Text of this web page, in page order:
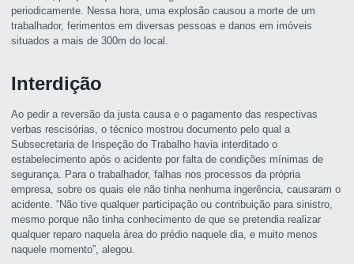
periodicamente. Nessa hora, uma explosão causou a morte de um
trabalhador, ferimentos em diversas pessoas e danos em imóveis
situados a mais de 300m do local.
Interdição
Ao pedir a reversão da justa causa e o pagamento das respectivas
verbas rescisórias, o técnico mostrou documento pelo qual a
Subsecretaria de Inspeção do Trabalho havia interditado o
estabelecimento após o acidente por falta de condições mínimas de
segurança. Para o trabalhador, falhas nos processos da própria
empresa, sobre os quais ele não tinha nenhuma ingerência, causaram o
acidente. “Não tive qualquer participação ou contribuição para sinistro,
mesmo porque não tinha conhecimento de que se pretendia realizar
qualquer reparo naquela área do prédio naquele dia, e muito menos
naquele momento”, alegou.